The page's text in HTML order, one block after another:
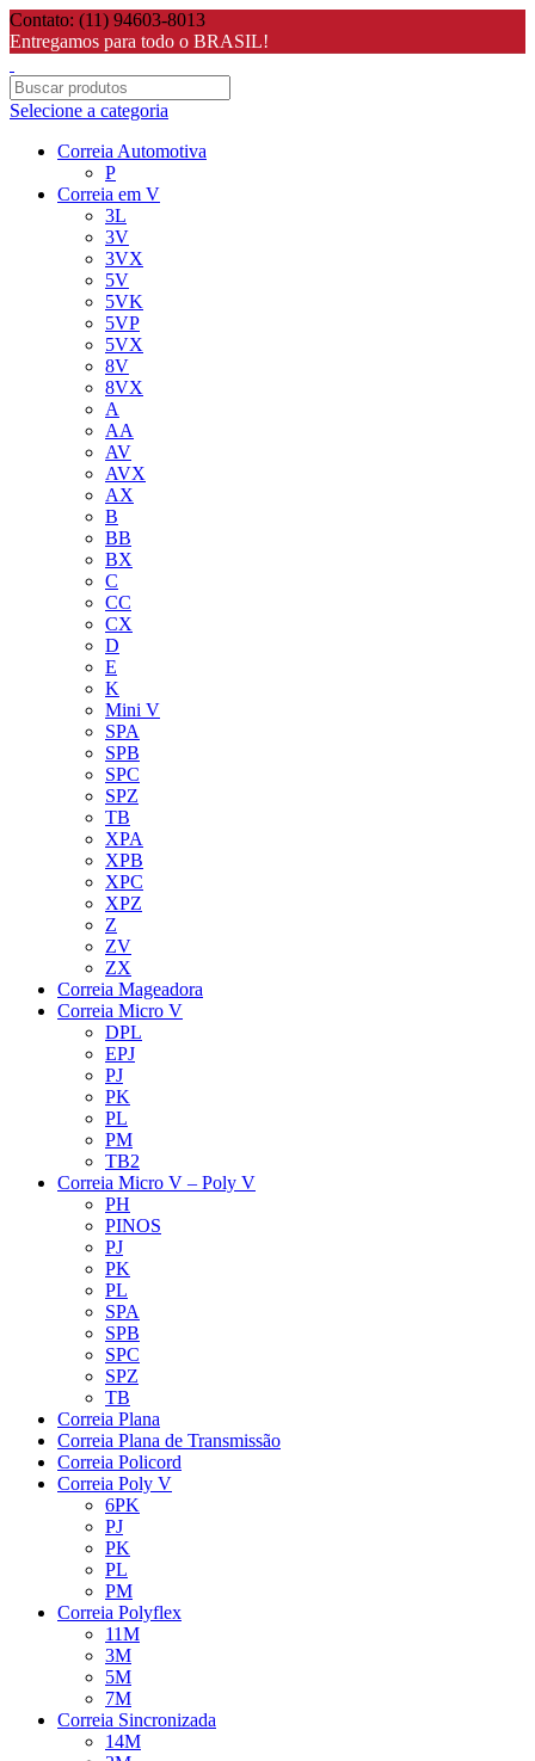
Contato: (11) 94603-8013
Entregamos para todo o BRASIL!
Selecione a categoria
Correia Automotiva
P
Correia em V
3L
3V
3VX
5V
5VK
5VP
5VX
8V
8VX
A
AA
AV
AVX
AX
B
BB
BX
C
CC
CX
D
E
K
Mini V
SPA
SPB
SPC
SPZ
TB
XPA
XPB
XPC
XPZ
Z
ZV
ZX
Correia Mageadora
Correia Micro V
DPL
EPJ
PJ
PK
PL
PM
TB2
Correia Micro V – Poly V
PH
PINOS
PJ
PK
PL
SPA
SPB
SPC
SPZ
TB
Correia Plana
Correia Plana de Transmissão
Correia Policord
Correia Poly V
6PK
PJ
PK
PL
PM
Correia Polyflex
11M
3M
5M
7M
Correia Sincronizada
14M